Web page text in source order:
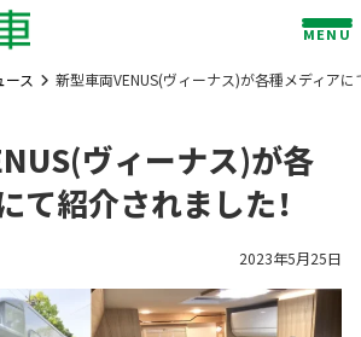
MENU
ース 新型車両VENUS(ヴィーナス)が各種メディアに
ヴィーナス)が各
て紹介されました！
2023年5月25日